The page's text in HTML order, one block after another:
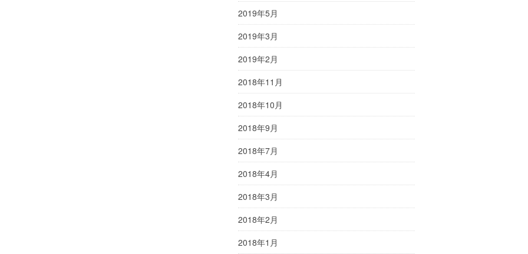
2019年5月
2019年3月
2019年2月
2018年11月
2018年10月
2018年9月
2018年7月
2018年4月
2018年3月
2018年2月
2018年1月